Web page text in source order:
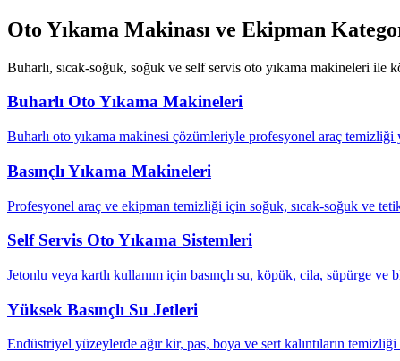
Oto Yıkama Makinası ve Ekipman
Buharlı, sıcak-soğuk, soğuk ve self servis oto yıkama makineleri ile
Buharlı Oto Yıkama Makineleri
Buharlı oto yıkama makinesi çözümleriyle profesyonel araç
Basınçlı Yıkama Makineleri
Profesyonel araç ve ekipman temizliği için soğuk, sıcak-soğuk ve
Self Servis Oto Yıkama Sistemleri
Jetonlu veya kartlı kullanım için basınçlı su, köpük, cila, süpürge
Yüksek Basınçlı Su Jetleri
Endüstriyel yüzeylerde ağır kir, pas, boya ve sert kalıntıların